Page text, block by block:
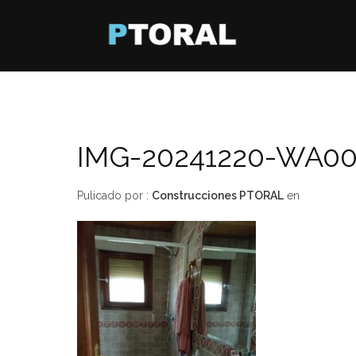
IMG-20241220-
Pulicado por : Construcciones PTORAL en